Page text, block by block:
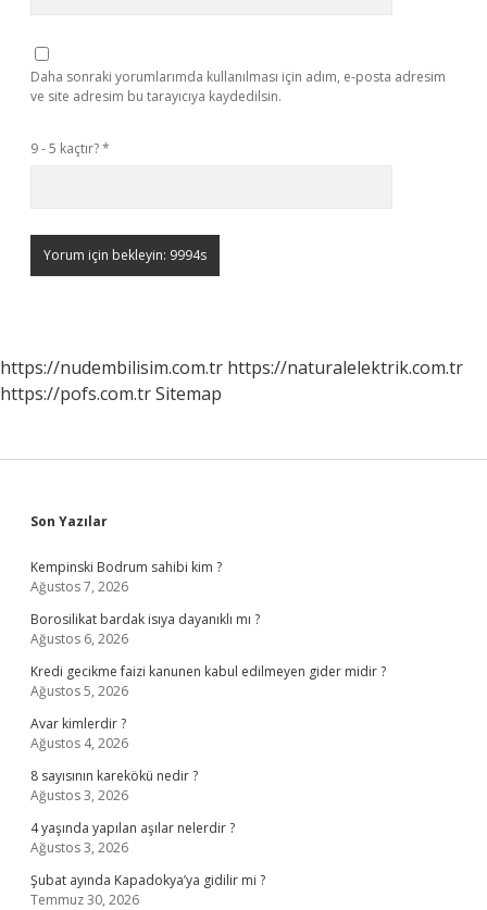
Daha sonraki yorumlarımda kullanılması için adım, e-posta adresim
ve site adresim bu tarayıcıya kaydedilsin.
9 - 5 kaçtır?*
https://nudembilisim.com.tr https://naturalelektrik.com.tr
https://pofs.com.trSitemap
Sidebar
Son Yazılar
Kempinski Bodrum sahibi kim ?
Ağustos 7, 2026
Borosilikat bardak isıya dayanıklı mı ?
Ağustos 6, 2026
Kredi gecikme faizi kanunen kabul edilmeyen gider midir ?
Ağustos 5, 2026
Avar kimlerdir ?
Ağustos 4, 2026
8 sayısının karekökü nedir ?
Ağustos 3, 2026
4 yaşında yapılan aşılar nelerdir ?
Ağustos 3, 2026
Şubat ayında Kapadokya’ya gidilir mi ?
Temmuz 30, 2026